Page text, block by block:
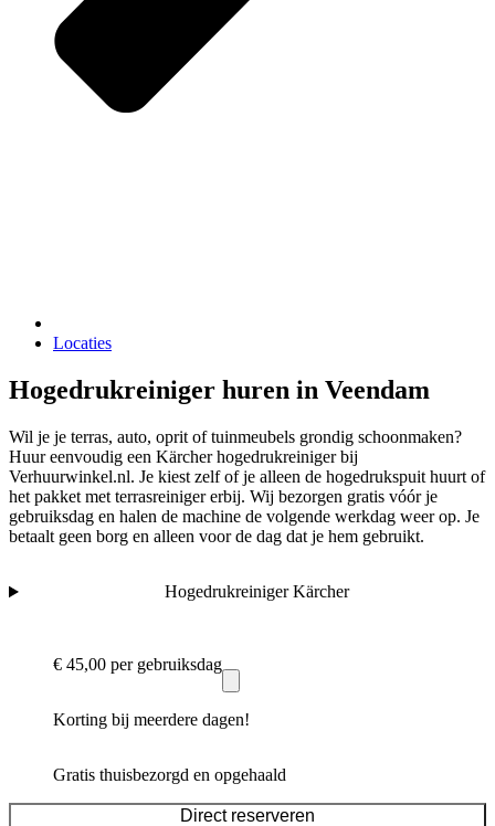
Locaties
Hogedrukreiniger huren in Veendam
Wil je je terras, auto, oprit of tuinmeubels grondig schoonmaken?
Huur eenvoudig een Kärcher hogedrukreiniger bij
Verhuurwinkel.nl. Je kiest zelf of je alleen de hogedrukspuit huurt of
het pakket met terrasreiniger erbij. Wij bezorgen gratis vóór je
gebruiksdag en halen de machine de volgende werkdag weer op. Je
betaalt geen borg en alleen voor de dag dat je hem gebruikt.
Hogedrukreiniger Kärcher
€ 45,00 per gebruiksdag
Korting bij meerdere dagen!
Gratis thuisbezorgd en opgehaald
Direct reserveren